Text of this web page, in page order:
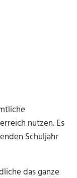
nutzen. Es
Schuljahr
das ganze